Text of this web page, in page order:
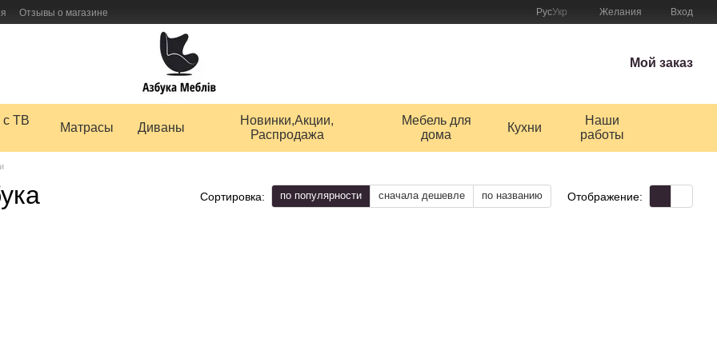
Отзывы о магазине
РусУкр Желания Вход
Мой заказ
ТВ
Матрасы Диваны
Новинки,Акции,
Распродажа
Мебель для
дома
Кухни
Наши
работы
Сортировка: по популярности сначала дешевле по названию Отображение: